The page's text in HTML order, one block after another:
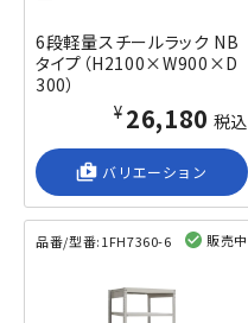
6段軽量スチールラック NB
タイプ（H2100×W900×D
300）
¥26,180 税込
shop_2 バリエーション
品番/型番:1FH7360-6 販売中